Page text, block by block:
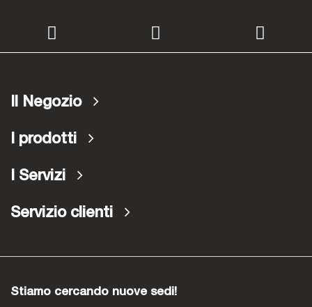
Il Negozio
I prodotti
I Servizi
Servizio clienti
Stiamo cercando nuove sedi!